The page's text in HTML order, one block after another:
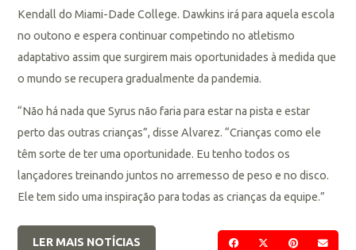
Kendall do Miami-Dade College. Dawkins irá para aquela escola
no outono e espera continuar competindo no atletismo
adaptativo assim que surgirem mais oportunidades à medida que
o mundo se recupera gradualmente da pandemia.
“Não há nada que Syrus não faria para estar na pista e estar
perto das outras crianças”, disse Alvarez. “Crianças como ele
têm sorte de ter uma oportunidade. Eu tenho todos os
lançadores treinando juntos no arremesso de peso e no disco.
Ele tem sido uma inspiração para todas as crianças da equipe.”
COMPARTILHAR NO
LER MAIS NOTÍCIAS